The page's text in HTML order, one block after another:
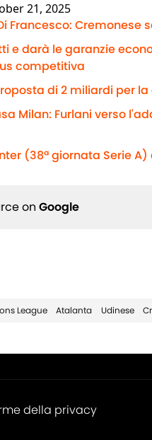
21, 2025
Francesco: Cremonese
e darà le garanzie
competitiva
di 2 miliardi per
Milan: Furlani verso
(38ª giornata Serie
on Google
League Atalanta Udinese
della privacy